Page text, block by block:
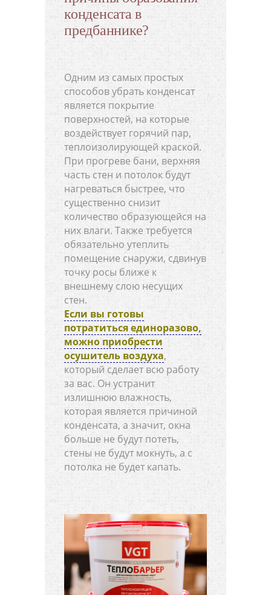
конденсата в
предбаннике?
Одним из самых простых
способов убрать конденсат
является покрытие
поверхностей, на которые
воздействует горячий пар,
теплоизолирующей краской.
При прогреве бани, верхняя
часть стен и потолок будут
нагреваться быстрее, что
существенно снизит
количество образующейся на
них влаги. Также требуется
обязательно утеплить
помещение снаружи, сдвинув
точку росы ближе к
внешнему слою несущих
стен.
Если вы готовы
потратиться единоразово,
можно приобрести
осушитель воздуха,
который сделает всю работу
за вас. Он устранит
излишнюю влажность,
которая является причиной
конденсата, а значит, окна
больше не будут потеть,
стены не будут мокнуть, а с
потолка не будет капать.